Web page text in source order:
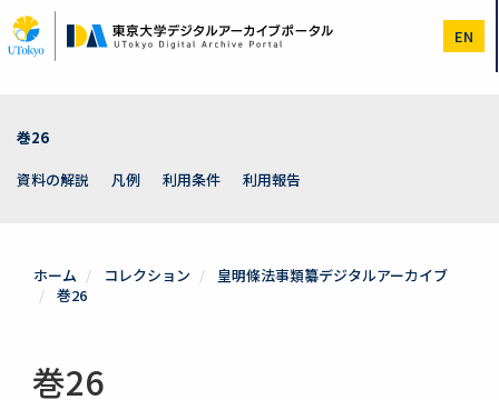
イ
ン
EN
巻26
資料の解説
凡例 利用条件 利用報告
ホーム コレクション
皇明條法事類纂デジタルアーカイブ
巻26
巻26